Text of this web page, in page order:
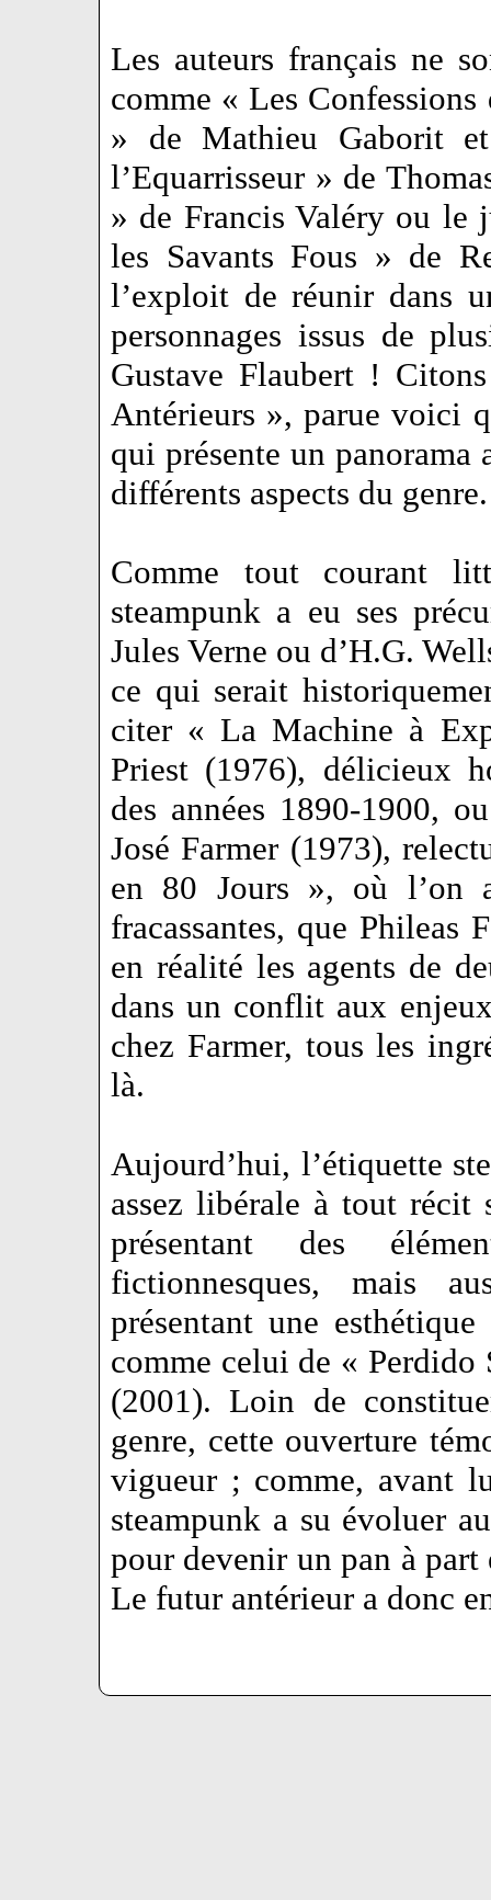
Les auteurs français ne
comme « Les
» de Mathieu Gaborit
l’Equarrisseur » de
» de Francis Valéry ou le
les Savants Fous » de
l’exploit de réunir dans
personnages issus de
Gustave Flaubert !
Antérieurs », parue voici
qui présente un panorama
différents aspects du genre.
Comme tout courant
steampunk a eu ses
Jules Verne ou d’H.G.
ce qui serait
citer « La Machine à
Priest (1976), délicieux
des années 1890-1900,
José Farmer (1973),
en 80 Jours », où l’on
fracassantes, que Phileas
en réalité les agents de
dans un conflit aux
chez Farmer, tous les
là.
Aujourd’hui, l’étiquette
assez libérale à tout récit
présentant des
fictionnesques, mais
présentant une
comme celui de «
(2001). Loin de
genre, cette ouverture
vigueur ; comme, avant
steampunk a su évoluer
pour devenir un pan à
Le futur antérieur a donc